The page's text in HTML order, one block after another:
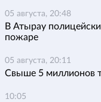
05 августа, 20:48
В Атырау
пожаре
05 августа, 20:11
Свыше 5 миллионов
10:05